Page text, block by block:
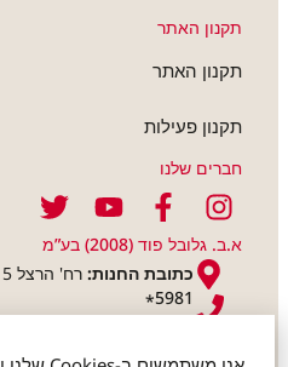
תקנון האתר
תקנון האתר
תקנון פעילות
חברים שלנו
א.ב. גלובל פוד (2008) בע”מ
כתובת החנות:רח' הרצל 15, נתניה
5981
*